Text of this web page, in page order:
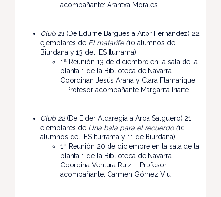
acompañante: Arantxa Morales
Club 21 (De Edurne Bargues a Aitor Fernández) 22
ejemplares de El matarife (10 alumnos de
Biurdana y 13 del IES Iturrama)
1ª Reunión 13 de diciembre en la sala de la
planta 1 de la Biblioteca de Navarra –
Coordinan Jesús Arana y Clara Flamarique
– Profesor acompañante Margarita Iriarte .
Club 22(De Eider Aldaregia a Aroa Salguero) 21
ejemplares de Una bala para el recuerdo (10
alumnos del IES Iturrama y 11 de Biurdana)
1ª Reunión 20 de diciembre en la sala de la
planta 1 de la Biblioteca de Navarra –
Coordina Ventura Ruiz – Profesor
acompañante: Carmen Gómez Viu